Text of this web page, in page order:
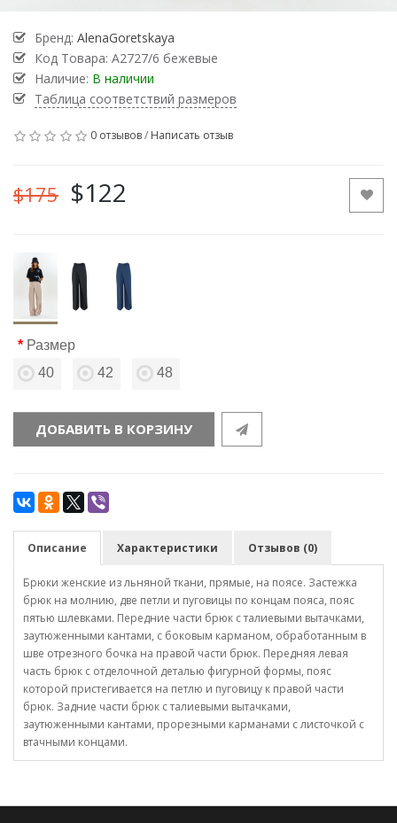
Бренд: AlenaGoretskaya
Код Товара: А2727/6 бежевые
Наличие: В наличии
Таблица соответствий размеров
0 отзывов/ Написать отзыв
$175 $122
Размер
40
42 48
ДОБАВИТЬ В КОРЗИНУ
Описание Характеристики Отзывов (0)
Брюки женские из льняной ткани, прямые, на поясе. Застежка
брюк на молнию, две петли и пуговицы по концам пояса, пояс
пятью шлевками. Передние части брюк с талиевыми вытачками,
заутюженными кантами, с боковым карманом, обработанным в
шве отрезного бочка на правой части брюк. Передняя левая
часть брюк с отделочной деталью фигурной формы, пояс
которой пристегивается на петлю и пуговицу к правой части
брюк. Задние части брюк с талиевыми вытачками,
заутюженными кантами, прорезными карманами с листочкой с
втачными концами.